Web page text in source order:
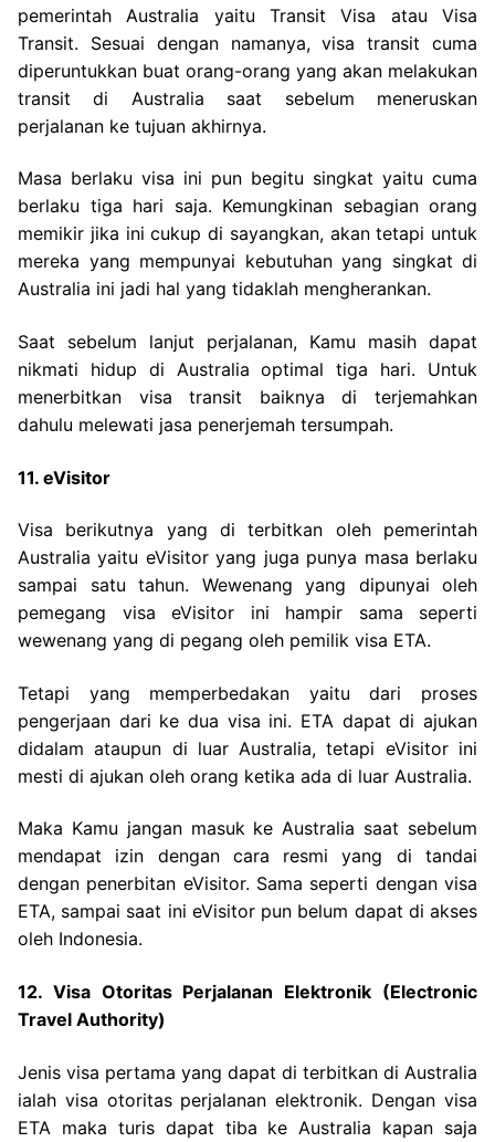
pemerintah Australia yaitu Transit Visa atau Visa
Transit. Sesuai dengan namanya, visa transit cuma
diperuntukkan buat orang-orang yang akan melakukan
transit di Australia saat sebelum meneruskan
perjalanan ke tujuan akhirnya.
Masa berlaku visa ini pun begitu singkat yaitu cuma
berlaku tiga hari saja. Kemungkinan sebagian orang
memikir jika ini cukup di sayangkan, akan tetapi untuk
mereka yang mempunyai kebutuhan yang singkat di
Australia ini jadi hal yang tidaklah mengherankan.
Saat sebelum lanjut perjalanan, Kamu masih dapat
nikmati hidup di Australia optimal tiga hari. Untuk
menerbitkan visa transit baiknya di terjemahkan
dahulu melewati jasa penerjemah tersumpah.
11. eVisitor
Visa berikutnya yang di terbitkan oleh pemerintah
Australia yaitu eVisitor yang juga punya masa berlaku
sampai satu tahun. Wewenang yang dipunyai oleh
pemegang visa eVisitor ini hampir sama seperti
wewenang yang di pegang oleh pemilik visa ETA.
Tetapi yang memperbedakan yaitu dari proses
pengerjaan dari ke dua visa ini. ETA dapat di ajukan
didalam ataupun di luar Australia, tetapi eVisitor ini
mesti di ajukan oleh orang ketika ada di luar Australia.
Maka Kamu jangan masuk ke Australia saat sebelum
mendapat izin dengan cara resmi yang di tandai
dengan penerbitan eVisitor. Sama seperti dengan visa
ETA, sampai saat ini eVisitor pun belum dapat di akses
oleh Indonesia.
12. Visa Otoritas Perjalanan Elektronik (Electronic
Travel Authority)
Jenis visa pertama yang dapat di terbitkan di Australia
ialah visa otoritas perjalanan elektronik. Dengan visa
ETA maka turis dapat tiba ke Australia kapan saja